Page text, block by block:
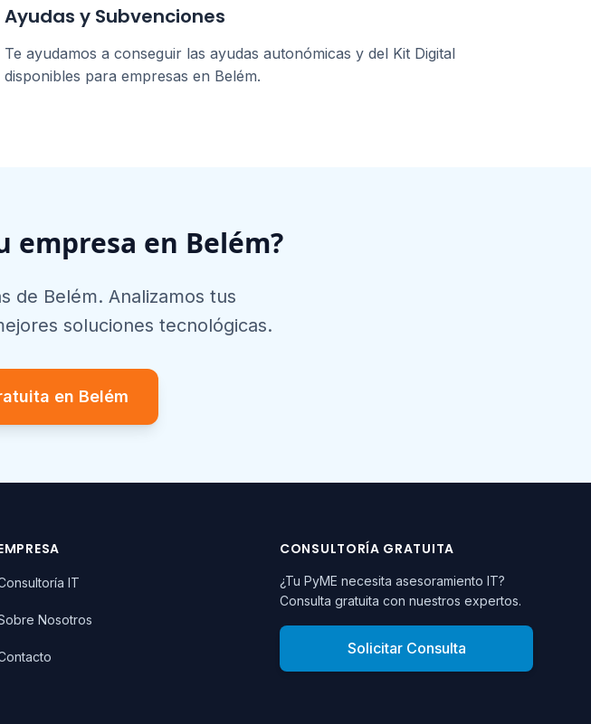
Ayudas y Subvenciones
Te ayudamos a conseguir las ayudas autonómicas y del Kit Digital
disponibles para empresas en Belém.
empresa en Belém?
de Belém. Analizamos tus
soluciones tecnológicas.
en Belém
IT
Nosotros
CONSULTORÍA GRATUITA
¿Tu PyME necesita asesoramiento IT?
Consulta gratuita con nuestros expertos.
Solicitar Consulta